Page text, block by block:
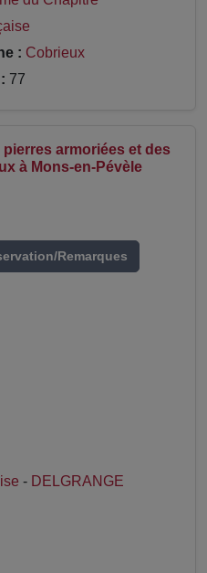
: Cobrieux
77
armoriées et des
à Mons-en-Pévèle
Remarques
- DELGRANGE